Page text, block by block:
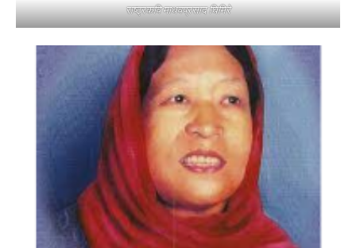
राष्ट्रकवि माधवप्रसाद घिमिरे